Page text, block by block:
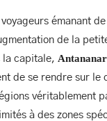
PIZZ'AURORA
émanant
de la
la capitale,
de se rendre sur le
véritablement
à des zones